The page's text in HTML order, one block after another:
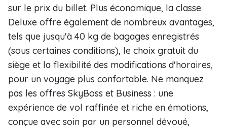
sur le prix du billet. Plus économique, la classe
Deluxe offre également de nombreux avantages,
tels que jusqu'à 40 kg de bagages enregistrés
(sous certaines conditions), le choix gratuit du
siège et la flexibilité des modifications d'horaires,
pour un voyage plus confortable. Ne manquez
pas les offres SkyBoss et Business : une
expérience de vol raffinée et riche en émotions,
conçue avec soin par un personnel dévoué,